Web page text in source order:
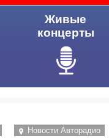
Живые
концерты
Новости Авторадио